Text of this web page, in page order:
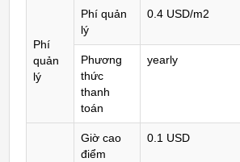
Phí
quản
lý
Phí quản
lý
0.4 USD/m2
Phương
thức
thanh
toán
yearly
Giờ cao
điểm
0.1 USD